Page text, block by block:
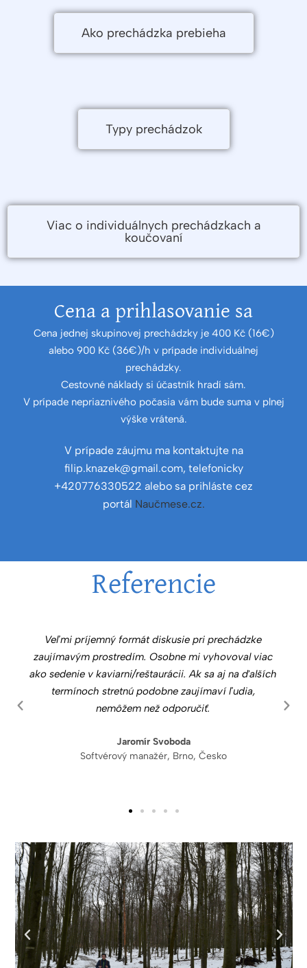
Ako prechádzka prebieha
Typy prechádzok
Viac o individuálnych prechádzkach a
koučovaní
Cena a prihlasovanie sa
Cena jednej skupinovej prechádzky je 400 Kč (16€)
alebo 900 Kč (36€)/h v prípade individuálnej
prechádzky.
Cestovné náklady si účastník hradí sám.
V prípade nepriaznivého počasia vám bude suma v plnej
výške vrátená.
V prípade záujmu ma kontaktujte na
filip.knazek@gmail.com, telefonicky
+420776330522 alebo sa prihláste cez
portál Naučmese.cz.
Referencie
Veľmi príjemný formát diskusie pri prechádzke
zaujímavým prostredím. Osobne mi vyhovoval viac
ako sedenie v kaviarni/reštaurácii. Ak sa aj na ďalších
termínoch stretnú podobne zaujímaví ľudia,
nemôžem než odporučiť.
Jaromír Svoboda
Softvérový manažér, Brno, Česko